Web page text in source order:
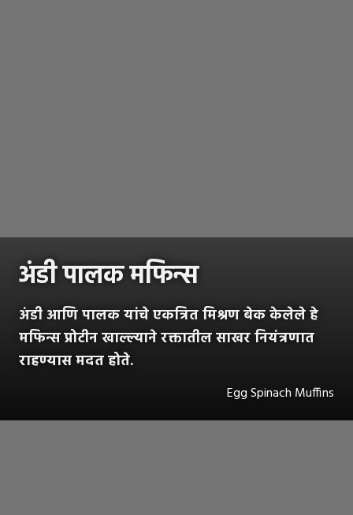
अंडी पालक मफिन्स
अंडी आणि पालक यांचे एकत्रित मिश्रण बेक केलेले हे
मफिन्स प्रोटीन खाल्ल्याने रक्तातील साखर नियंत्रणात
राहण्यास मदत होते.
Egg Spinach Muffins